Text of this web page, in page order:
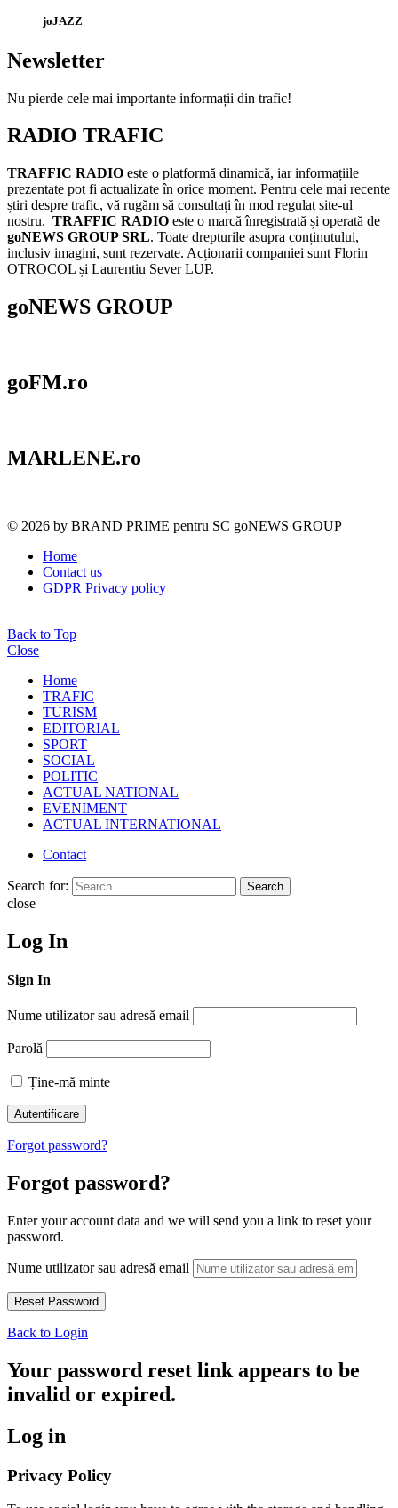
joJAZZ
Newsletter
Nu pierde cele mai importante informații din trafic!
RADIO TRAFIC
TRAFFIC RADIO este o platformă dinamică, iar informațiile
prezentate pot fi actualizate în orice moment. Pentru cele mai recente
știri despre trafic, vă rugăm să consultați în mod regulat site-ul
nostru. TRAFFIC RADIO este o marcă înregistrată și operată de
goNEWS GROUP SRL. Toate drepturile asupra conținutului,
inclusiv imagini, sunt rezervate. Acționarii companiei sunt Florin
OTROCOL și Laurentiu Sever LUP.
goNEWS GROUP
goFM.ro
MARLENE.ro
© 2026 by BRAND PRIME pentru SC goNEWS GROUP
Home
Contact us
GDPR Privacy policy
Back to Top
Close
Home
TRAFIC
TURISM
EDITORIAL
SPORT
SOCIAL
POLITIC
ACTUAL NATIONAL
EVENIMENT
ACTUAL INTERNATIONAL
Contact
Search for: Search
close
Log In
Sign In
Nume utilizator sau adresă email
Parolă
Ține-mă minte
Forgot password?
Forgot password?
Enter your account data and we will send you a link to reset your
password.
Nume utilizator sau adresă email
Back to Login
Your password reset link appears to be
invalid or expired.
Log in
Privacy Policy